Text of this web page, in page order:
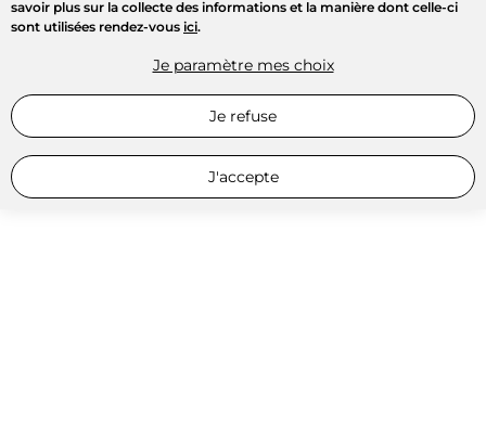
savoir plus sur la collecte des informations et la manière dont celle-ci
sont utilisées rendez-vous ici.
Je paramètre mes choix
Je refuse
J'accepte